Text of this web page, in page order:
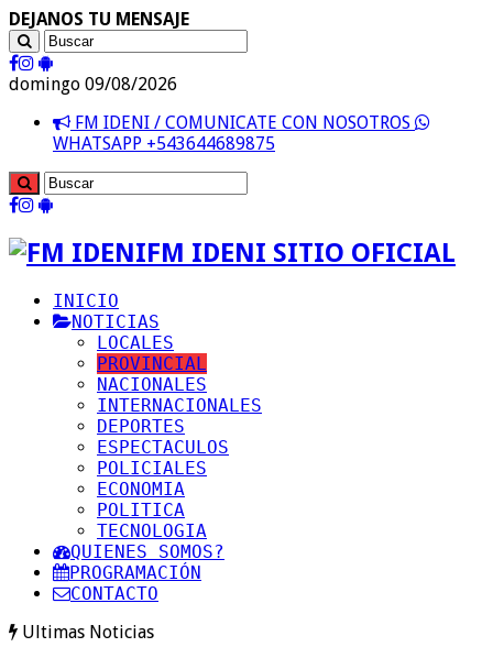
DEJANOS TU MENSAJE
domingo 09/08/2026
FM IDENI / COMUNICATE CON NOSOTROS
WHATSAPP +543644689875
FM IDENI SITIO OFICIAL
INICIO
NOTICIAS
LOCALES
PROVINCIAL
NACIONALES
INTERNACIONALES
DEPORTES
ESPECTACULOS
POLICIALES
ECONOMIA
POLITICA
TECNOLOGIA
QUIENES SOMOS?
PROGRAMACIÓN
CONTACTO
Ultimas Noticias